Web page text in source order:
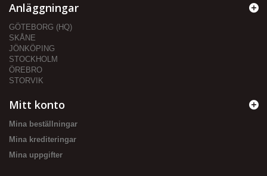
Anläggningar
GÖTEBORG (HQ)
SKÅNE
JÖNKÖPING
STOCKHOLM
ÖREBRO
STORVIK
Mitt konto
Mina beställningar
Mina krediteringar
Mina uppgifter